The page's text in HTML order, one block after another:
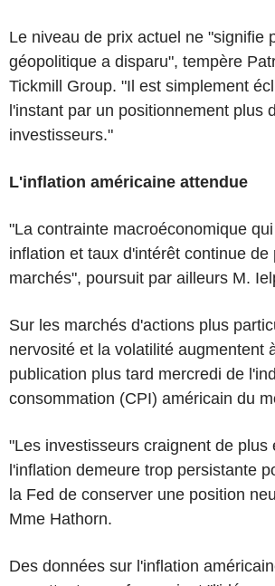
Le niveau de prix actuel ne "signifie
géopolitique a disparu", tempère
Tickmill Group. "Il est simplement
l'instant par un positionnement plus
investisseurs."
L'inflation américaine attendue
"La contrainte macroéconomique
inflation et taux d'intérêt continue de
marchés", poursuit par ailleurs M.
Sur les marchés d'actions plus
nervosité et la volatilité augmentent
publication plus tard mercredi de
consommation (CPI) américain du
"Les investisseurs craignent de plus
l'inflation demeure trop persistante
la Fed de conserver une position
Mme Hathorn.
Des données sur l'inflation